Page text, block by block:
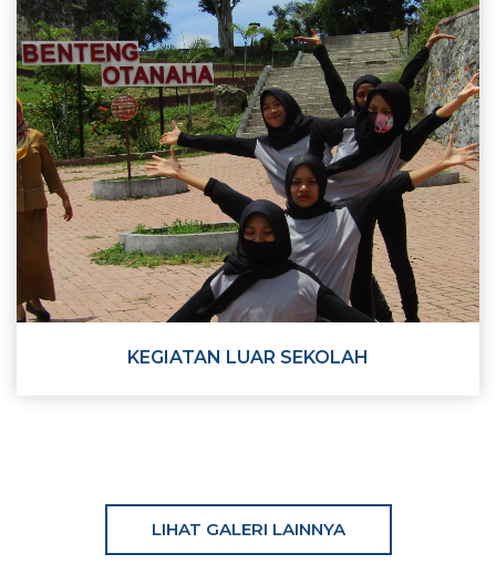
KEGIATAN LUAR SEKOLAH
LIHAT GALERI LAINNYA